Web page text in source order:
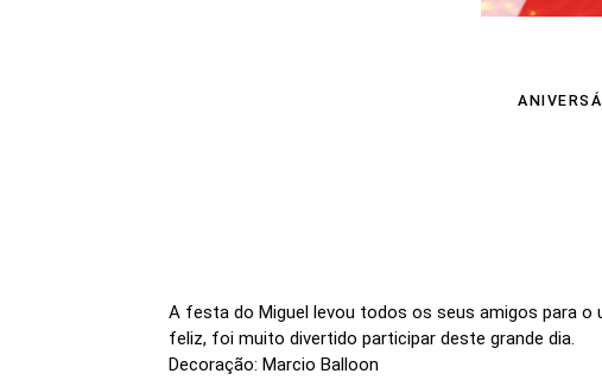
A festa do Miguel levou todos os seus amigos para o
feliz, foi muito divertido participar deste grande dia.
Decoração: Marcio Balloon